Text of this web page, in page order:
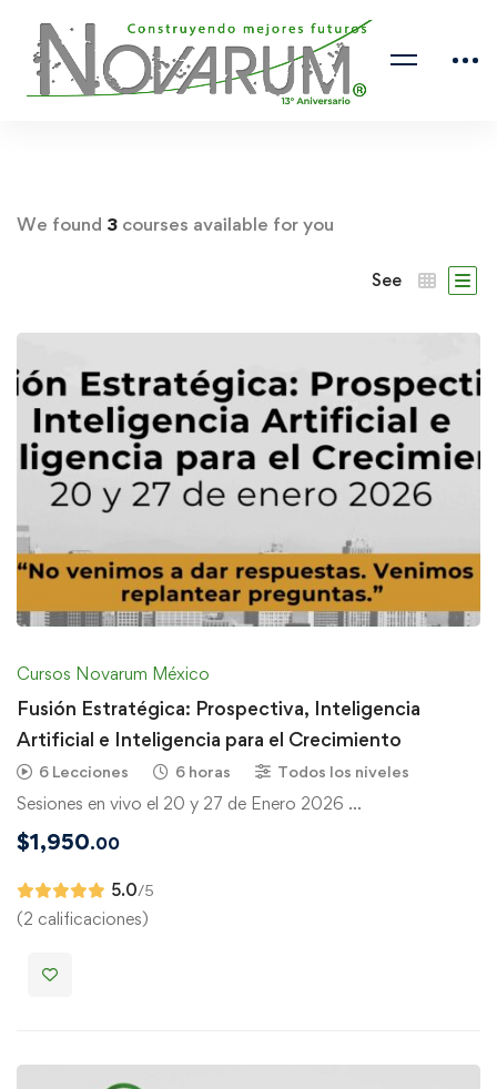
We found 3 courses available for you
See
Cursos Novarum México
Fusión Estratégica: Prospectiva, Inteligencia
Artificial e Inteligencia para el Crecimiento
6 Lecciones 6 horas Todos los niveles
Sesiones en vivo el 20 y 27 de Enero 2026 …
$1,950.00
5.0/5
(2 calificaciones)